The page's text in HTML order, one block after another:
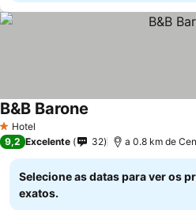
1 Estrelas
Hotel
B&B Barone
9,2 Excelente 32 a 0.8 km de
Selecione as datas para ver os
exatos.